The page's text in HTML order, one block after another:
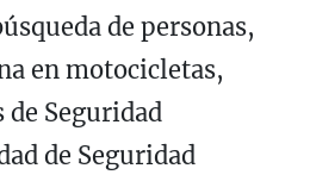
de personas,
en motocicletas,
Seguridad
de Seguridad